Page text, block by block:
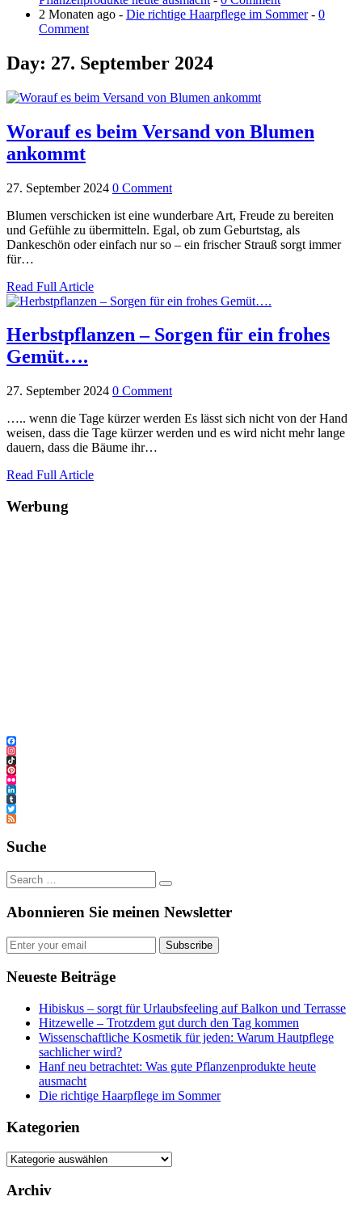
2 Monaten ago - Die richtige Haarpflege im Sommer- 0
Comment
Day: 27. September 2024
Worauf es beim Versand von Blumen
ankommt
27. September 2024 0 Comment
Blumen verschicken ist eine wunderbare Art, Freude zu bereiten
und Gefühle zu übermitteln. Egal, ob zum Geburtstag, als
Dankeschön oder einfach nur so – ein frischer Strauß sorgt immer
für…
Read Full Article
Herbstpflanzen – Sorgen für ein frohes
Gemüt….
27. September 2024 0 Comment
….. wenn die Tage kürzer werden Es lässt sich nicht von der Hand
weisen, dass die Tage kürzer werden und es wird nicht mehr lange
dauern, dass die Bäume ihr…
Read Full Article
Werbung
Facebook
Instagram
TikTok
Pinterest
Flickr
LinkedIn
Tumblr
Twitter
Feed
Suche
Abonnieren Sie meinen Newsletter
Subscribe
Neueste Beiträge
Hibiskus – sorgt für Urlaubsfeeling auf Balkon und Terrasse
Hitzewelle – Trotzdem gut durch den Tag kommen
Wissenschaftliche Kosmetik für jeden: Warum Hautpflege
sachlicher wird?
Hanf neu betrachtet: Was gute Pflanzenprodukte heute
ausmacht
Die richtige Haarpflege im Sommer
Kategorien
Kategorien
Archiv